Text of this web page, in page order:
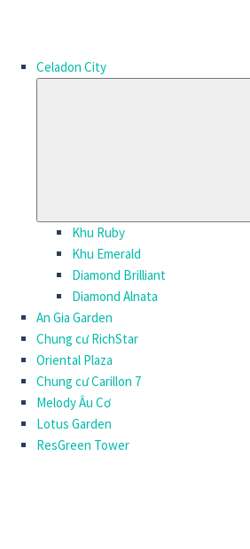
Celadon City
Khu Ruby
Khu Emerald
Diamond Brilliant
Diamond Alnata
An Gia Garden
Chung cư RichStar
Oriental Plaza
Chung cư Carillon 7
Melody Âu Cơ
Lotus Garden
ResGreen Tower